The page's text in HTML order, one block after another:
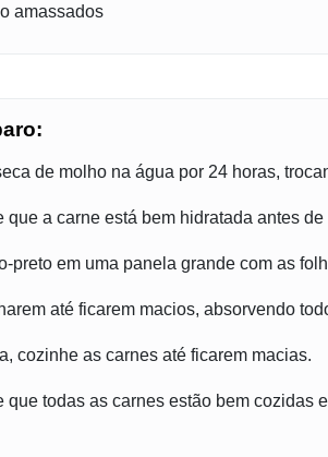
amassados
de molho na água por 24 horas,
que a carne está bem hidratada antes de
preto em uma panela grande com as
até ficarem macios, absorvendo
cozinhe as carnes até ficarem macias.
que todas as carnes estão bem cozidas